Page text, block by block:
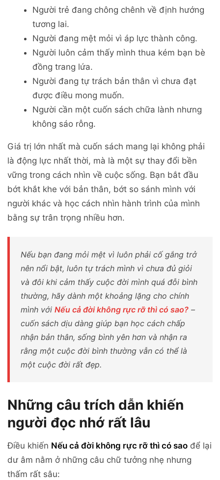
Người trẻ đang chông chênh về định hướng
tương lai.
Người đang mệt mỏi vì áp lực thành công.
Người luôn cảm thấy mình thua kém bạn bè
đồng trang lứa.
Người đang tự trách bản thân vì chưa đạt
được điều mong muốn.
Người cần một cuốn sách chữa lành nhưng
không sáo rỗng.
Giá trị lớn nhất mà cuốn sách mang lại không phải
là động lực nhất thời, mà là một sự thay đổi bền
vững trong cách nhìn về cuộc sống. Bạn bắt đầu
bớt khắt khe với bản thân, bớt so sánh mình với
người khác và học cách nhìn hành trình của mình
bằng sự trân trọng nhiều hơn.
Nếu bạn đang mỏi mệt vì luôn phải cố gắng trở
nên nổi bật, luôn tự trách mình vì chưa đủ giỏi
và đôi khi cảm thấy cuộc đời mình quá đỗi bình
thường, hãy dành một khoảng lặng cho chính
mình với Nếu cả đời không rực rỡ thì có sao? –
cuốn sách dịu dàng giúp bạn học cách chấp
nhận bản thân, sống bình yên hơn và nhận ra
rằng một cuộc đời bình thường vẫn có thể là
một cuộc đời rất đẹp.
Những câu trích dẫn khiến
người đọc nhớ rất lâu
Điều khiến Nếu cả đời không rực rỡ thì có sao để lại
dư âm nằm ở những câu chữ tưởng nhẹ nhưng
thấm rất sâu: